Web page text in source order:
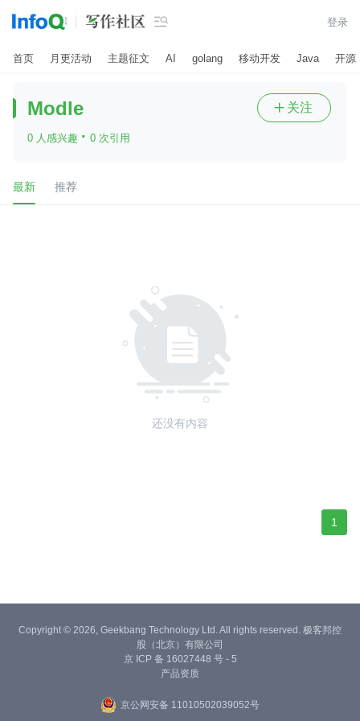
 登录
首页 月更活动 主题征文 AI golang 移动开发 Java 开源
Modle
0 人感兴趣 · 0 次引用
 关注
最新 推荐
还没有内容
1
Copyright © 2026, Geekbang Technology Ltd. All rights reserved. 极客邦控
股（北京）有限公司
京 ICP 备 16027448 号 - 5
产品资质
京公网安备 11010502039052号